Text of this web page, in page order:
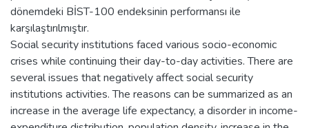
dönemdeki BİST-100 endeksinin performansı ile
karşılaştırılmıştır.
Social security institutions faced various socio-economic
crises while continuing their day-to-day activities. There are
several issues that negatively affect social security
institutions activities. The reasons can be summarized as an
increase in the average life expectancy, a disorder in income-